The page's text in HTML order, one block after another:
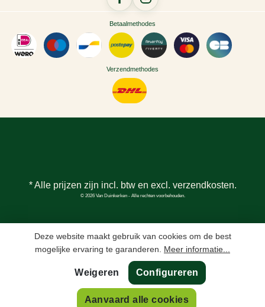
Betaalmethodes
Verzendmethodes
* Alle prijzen zijn incl. btw en excl. verzendkosten.
© 2026 Van Duinkerken - Alle rechten voorbehouden.
Deze website maakt gebruik van cookies om de best
mogelijke ervaring te garanderen. Meer informatie...
Weigeren Configureren
Aanvaard alle cookies